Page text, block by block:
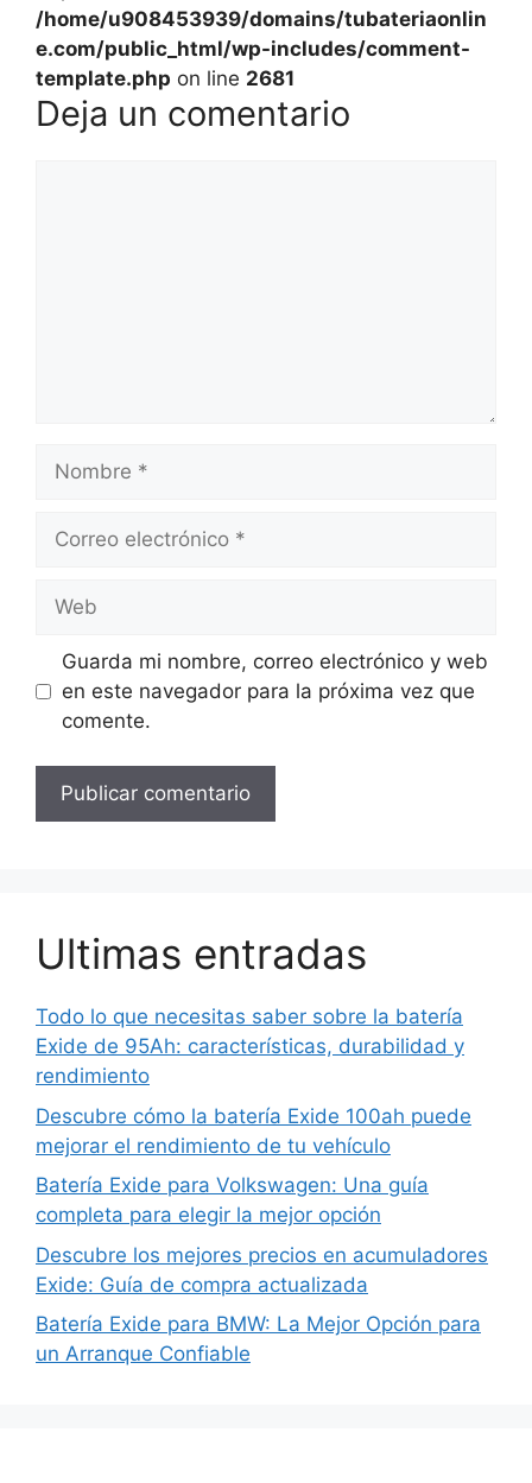
/home/u908453939/domains/tubateriaonlin
e.com/public_html/wp-includes/comment-
template.php on line 2681
Deja un comentario
electrónico
Guarda mi nombre, correo electrónico y web
en este navegador para la próxima vez que
comente.
Ultimas entradas
Todo lo que necesitas saber sobre la batería
Exide de 95Ah: características, durabilidad y
rendimiento
Descubre cómo la batería Exide 100ah puede
mejorar el rendimiento de tu vehículo
Batería Exide para Volkswagen: Una guía
completa para elegir la mejor opción
Descubre los mejores precios en acumuladores
Exide: Guía de compra actualizada
Batería Exide para BMW: La Mejor Opción para
un Arranque Confiable